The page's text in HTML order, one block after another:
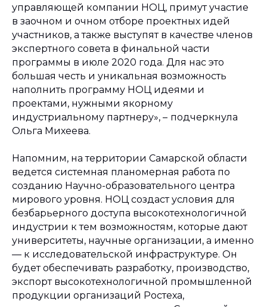
управляющей компании НОЦ, примут участие
в заочном и очном отборе проектных идей
участников, а также выступят в качестве членов
экспертного совета в финальной части
программы в июле 2020 года. Для нас это
большая честь и уникальная возможность
наполнить программу НОЦ идеями и
проектами, нужными якорному
индустриальному партнеру», – подчеркнула
Ольга Михеева.
Напомним, на территории Самарской области
ведется системная планомерная работа по
созданию Научно-образовательного центра
мирового уровня. НОЦ создаст условия для
безбарьерного доступа высокотехнологичной
индустрии к тем возможностям, которые дают
университеты, научные организации, а именно
— к исследовательской инфраструктуре. Он
будет обеспечивать разработку, производство,
экспорт высокотехнологичной промышленной
продукции организаций Ростеха,